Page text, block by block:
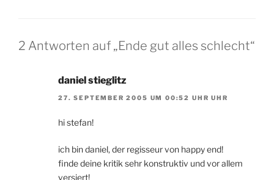
2 Antworten auf „Ende gut alles schlecht“
daniel stieglitz
27. SEPTEMBER 2005 UM 00:52 UHR UHR
hi stefan!
ich bin daniel, der regisseur von happy end!
finde deine kritik sehr konstruktiv und vor allem
versiert!